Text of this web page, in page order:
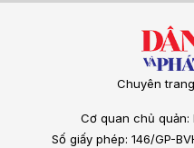
Chuyên
Cơ quan chủ quản:
Số giấy phép: 146/GP-